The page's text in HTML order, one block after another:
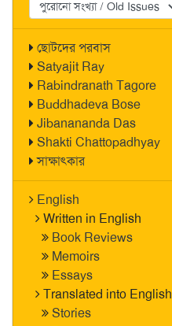
ছোটদের পরবাস
Satyajit Ray
Rabindranath Tagore
Buddhadeva Bose
Jibanananda Das
Shakti Chattopadhyay
সাক্ষাৎকার
English
Written in English
Book Reviews
Memoirs
Essays
Translated into English
Stories